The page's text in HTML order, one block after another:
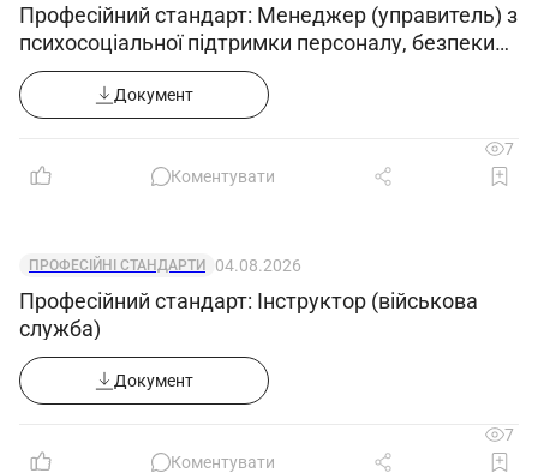
Професійний стандарт: Менеджер (управитель) з
психосоціальної підтримки персоналу, безпеки
та гігієни праці
Документ
7
Коментувати
ПРОФЕСІЙНІ СТАНДАРТИ 04.08.2026
Професійний стандарт: Інструктор (військова
служба)
Документ
7
Коментувати